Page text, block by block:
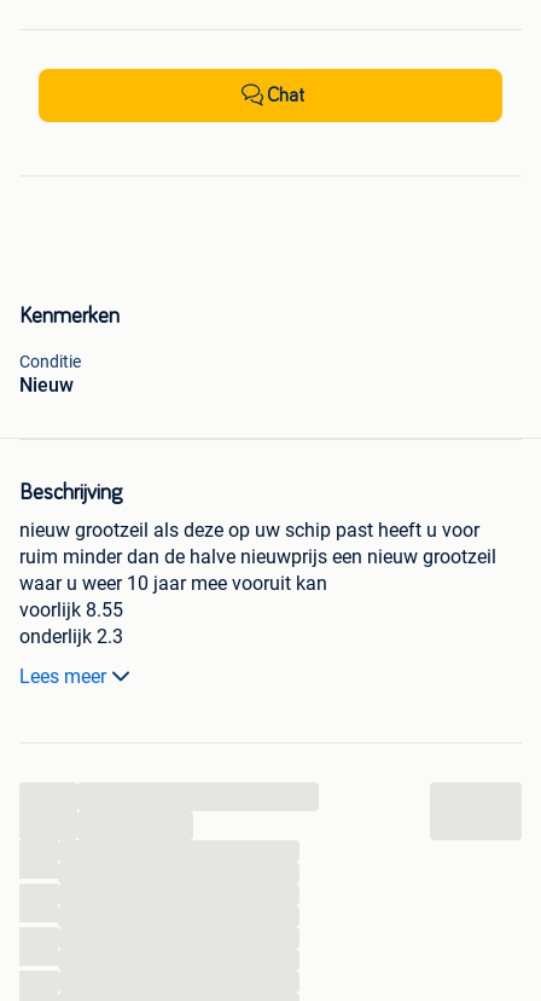
Kenmerken
Conditie
Nieuw
Beschrijving
nieuw grootzeil als deze op uw schip past heeft u voor
ruim minder dan de halve nieuwprijs een nieuw grootzeil
waar u weer 10 jaar mee vooruit kan
voorlijk 8.55
onderlijk 2.3
achterlijk 9
zeilmaker van Vliet zeilen
Lees meer
Chat